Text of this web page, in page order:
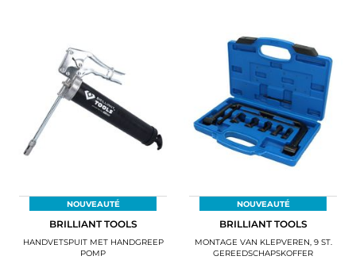
NOUVEAUTÉ
BRILLIANT TOOLS
HANDVETSPUIT MET HANDGREEP
POMP
NOUVEAUTÉ
BRILLIANT TOOLS
MONTAGE VAN KLEPVEREN, 9 ST.
GEREEDSCHAPSKOFFER